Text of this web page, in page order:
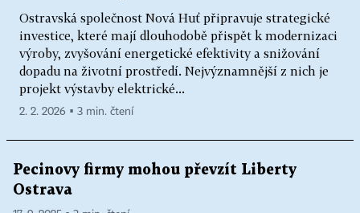
Ostravská společnost Nová Huť připravuje strategické
investice, které mají dlouhodobě přispět k modernizaci
výroby, zvyšování energetické efektivity a snižování
dopadu na životní prostředí. Nejvýznamnější z nich je
projekt výstavby elektrické...
2. 2. 2026 ▪ 3 min. čtení
Pecinovy firmy mohou převzít Liberty
Ostrava